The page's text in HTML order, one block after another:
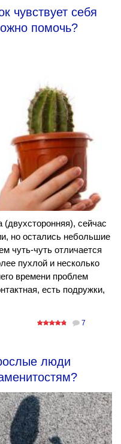
чувствует себя
помочь?
сейчас
но остались небольшие
чуть-чуть отличается
пухлой и несколько
времени проблем
есть подружки,
7
люди